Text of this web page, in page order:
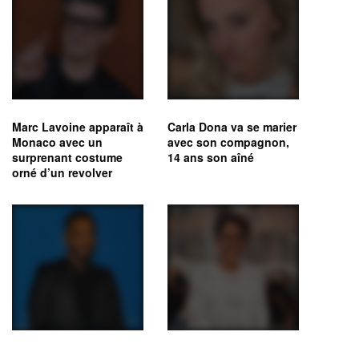
Marc Lavoine apparaît à
Monaco avec un
surprenant costume
orné d’un revolver
Carla Dona va se marier
avec son compagnon,
14 ans son aîné